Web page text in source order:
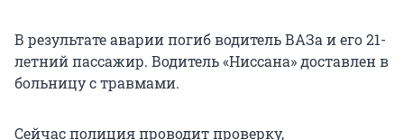
В результате аварии погиб водитель ВАЗа и его 21-
летний пассажир. Водитель «Ниссана» доставлен в
больницу с травмами.
Сейчас полиция проводит проверку,